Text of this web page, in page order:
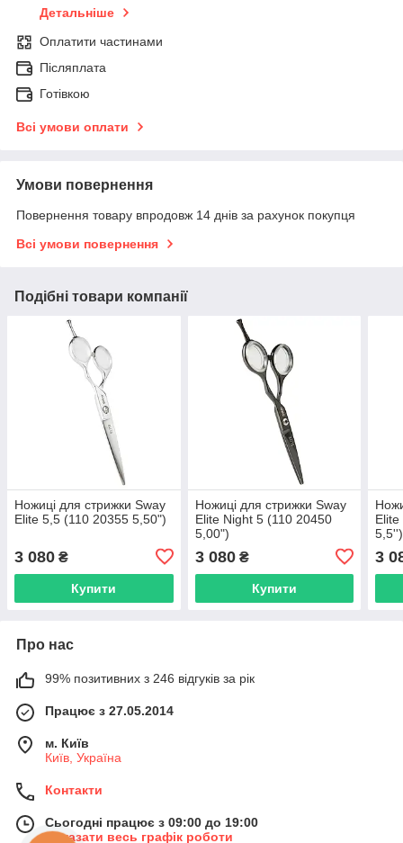
Детальніше
Оплатити частинами
Післяплата
Готівкою
Всі умови оплати
Умови повернення
Повернення товару впродовж 14 днів за рахунок покупця
Всі умови повернення
Подібні товари компанії
Ножиці для стрижки Sway
Elite 5,5 (110 20355 5,50")
3 080 ₴
Купити
Ножиці для стрижки Sway
Elite Night 5 (110 20450
5,00")
3 080₴
Купити
5,5'')
3
Про нас
99% позитивних з 246 відгуків за рік
Працює з 27.05.2014
м. Київ
Київ, Україна
Контакти
Сьогодні працює з 09:00 до 19:00
Показати весь графік роботи